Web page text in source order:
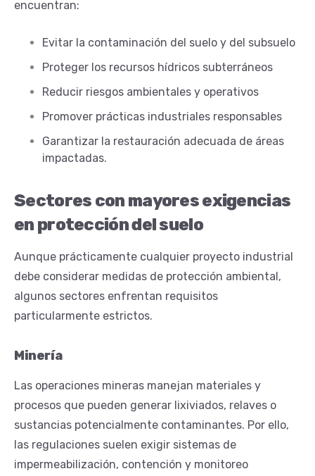
encuentran:
Evitar la contaminación del suelo y del subsuelo
Proteger los recursos hídricos subterráneos
Reducir riesgos ambientales y operativos
Promover prácticas industriales responsables
Garantizar la restauración adecuada de áreas
impactadas.
Sectores con mayores exigencias
en protección del suelo
Aunque prácticamente cualquier proyecto industrial
debe considerar medidas de protección ambiental,
algunos sectores enfrentan requisitos
particularmente estrictos.
Minería
Las operaciones mineras manejan materiales y
procesos que pueden generar lixiviados, relaves o
sustancias potencialmente contaminantes. Por ello,
las regulaciones suelen exigir sistemas de
impermeabilización, contención y monitoreo